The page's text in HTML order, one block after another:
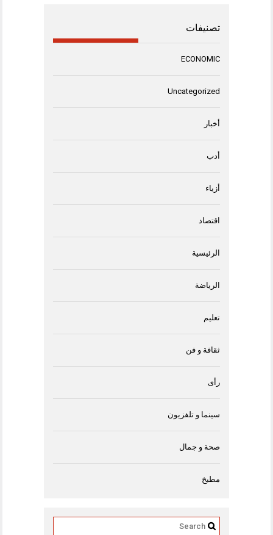
تصنيفات
ECONOMIC
Uncategorized
أخبار
أدب
أزياء
اقتصاد
الرئيسية
الرياضة
تعليم
ثقافة و فن
رأى
سينما و تلفزيون
صحة و جمال
مطبخ